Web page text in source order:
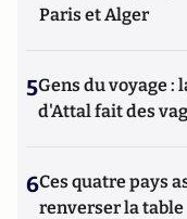
Paris et Alger
5Gens du voyage
d'Attal fait des
6Ces quatre pays
renverser la table